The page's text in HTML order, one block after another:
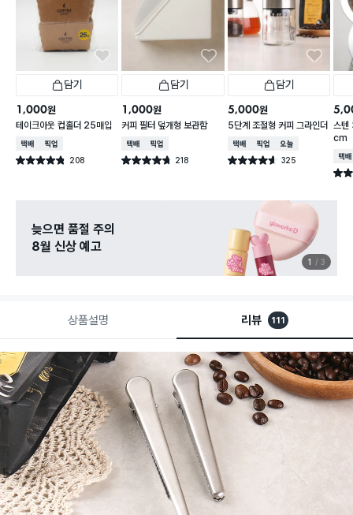
담기
1,000원
테이크아웃 컵홀더 25매입
택배배송매장픽업
별점 4.8점 208
건 작성
담기
1,000원
커피 필터 덮개형 보관함
택배배송매장픽업
별점 4.7점 218
건 작성
담기
5,000원
5단계 조절형 커피 그라인더
택배배송매장픽업오늘배송
별점 4.6점 325
건 작성
스텐
cm
택배
별점
늦으면 품절 주의
8월 신상 예고
1 3
상품설명 리뷰 111